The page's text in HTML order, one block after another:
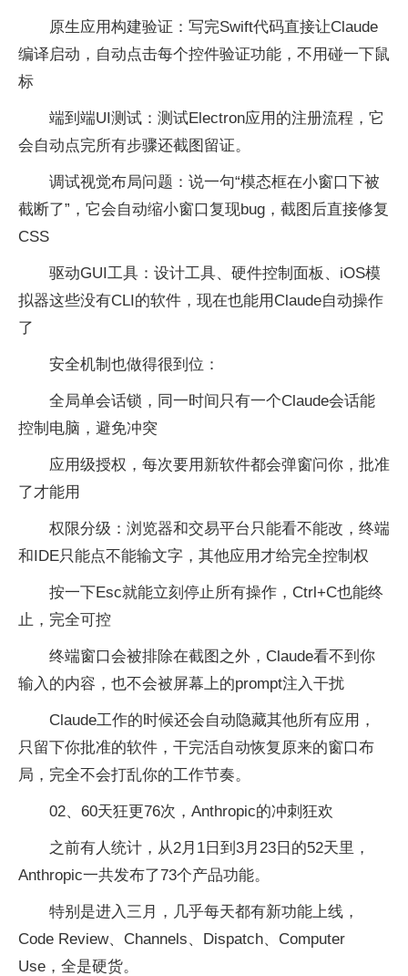
原生应用构建验证：写完Swift代码直接让Claude
编译启动，自动点击每个控件验证功能，不用碰一下鼠
标
端到端UI测试：测试Electron应用的注册流程，它
会自动点完所有步骤还截图留证。
调试视觉布局问题：说一句“模态框在小窗口下被
截断了”，它会自动缩小窗口复现bug，截图后直接修复
CSS
驱动GUI工具：设计工具、硬件控制面板、iOS模
拟器这些没有CLI的软件，现在也能用Claude自动操作
了
安全机制也做得很到位：
全局单会话锁，同一时间只有一个Claude会话能
控制电脑，避免冲突
应用级授权，每次要用新软件都会弹窗问你，批准
了才能用
权限分级：浏览器和交易平台只能看不能改，终端
和IDE只能点不能输文字，其他应用才给完全控制权
按一下Esc就能立刻停止所有操作，Ctrl+C也能终
止，完全可控
终端窗口会被排除在截图之外，Claude看不到你
输入的内容，也不会被屏幕上的prompt注入干扰
Claude工作的时候还会自动隐藏其他所有应用，
只留下你批准的软件，干完活自动恢复原来的窗口布
局，完全不会打乱你的工作节奏。
02、60天狂更76次，Anthropic的冲刺狂欢
之前有人统计，从2月1日到3月23日的52天里，
Anthropic一共发布了73个产品功能。
特别是进入三月，几乎每天都有新功能上线，
Code Review、Channels、Dispatch、Computer
Use，全是硬货。